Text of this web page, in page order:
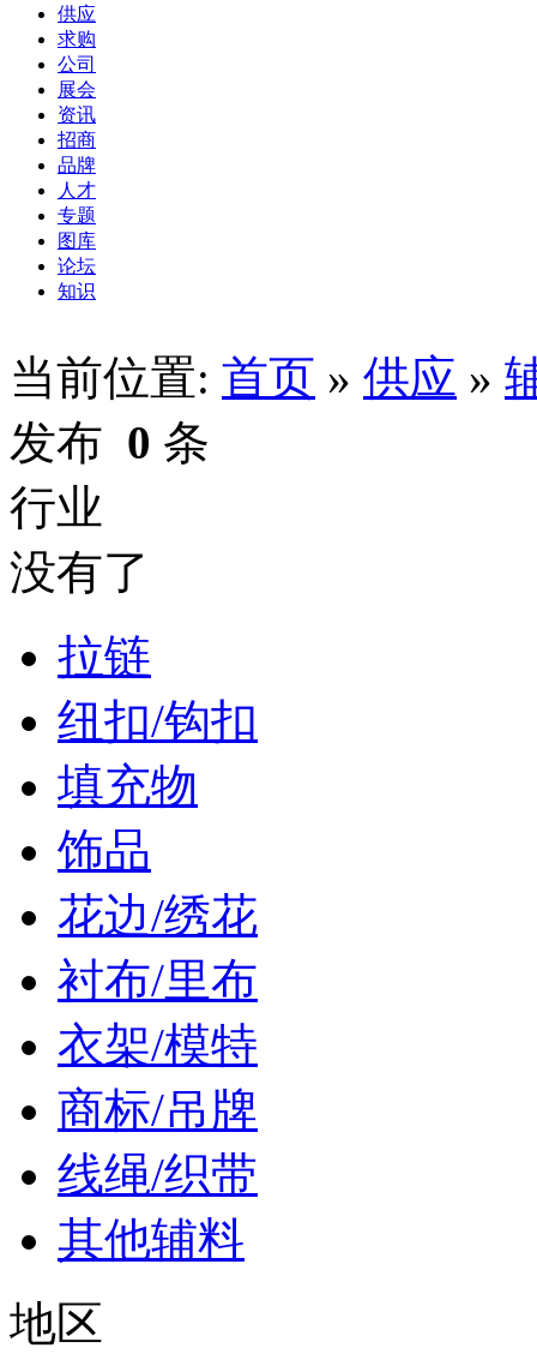
供应
求购
公司
展会
资讯
招商
品牌
人才
专题
图库
论坛
知识
当前位置: 首页 » 供应 »
发布 0 条
行业
没有了
拉链
纽扣/钩扣
填充物
饰品
花边/绣花
衬布/里布
衣架/模特
商标/吊牌
线绳/织带
其他辅料
地区